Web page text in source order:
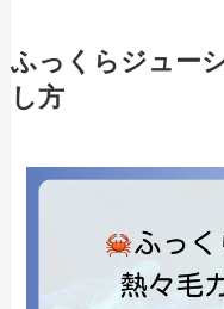
ふっくらジュー
し方